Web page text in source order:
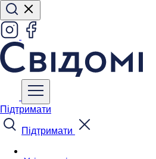
Підтримати
Підтримати